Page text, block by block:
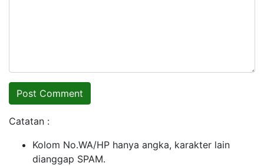
Catatan :
Kolom No.WA/HP hanya angka, karakter lain
dianggap SPAM.